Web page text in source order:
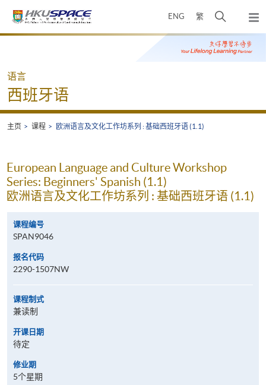
ENG 繁
开
搜
寻
弹
出
主
Main
语言
西班牙语
主页 课程 欧洲语言及文化工作坊系列 : 基础西班牙语 (1.1)
European Language and Culture Workshop
Series: Beginners' Spanish (1.1)
欧洲语言及文化工作坊系列 : 基础西班牙语 (1.1)
课程编号
SPAN9046
报名代码
2290-1507NW
课程制式
兼读制
开课日期
待定
修业期
5个星期